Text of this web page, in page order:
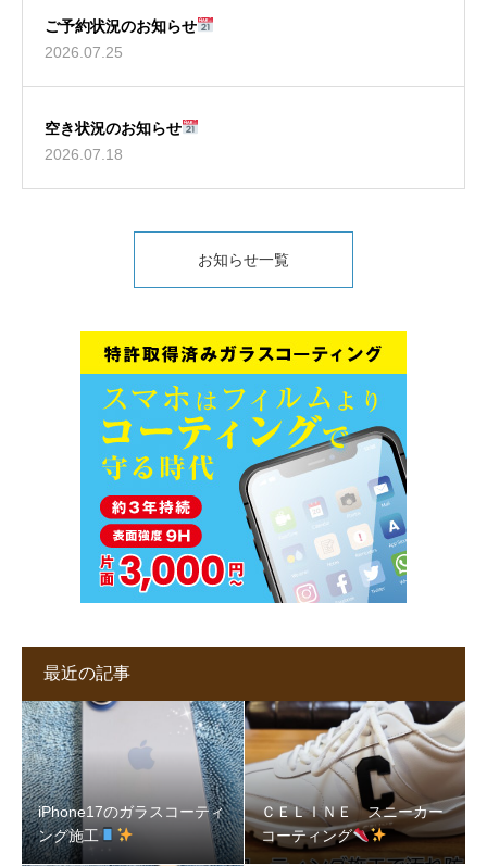
ご予約状況のお知らせ
2026.07.25
空き状況のお知らせ
2026.07.18
お知らせ一覧
最近の記事
iPhone17のガラスコーティ
ング施工
ＣＥＬＩＮＥ スニーカー
コーティング